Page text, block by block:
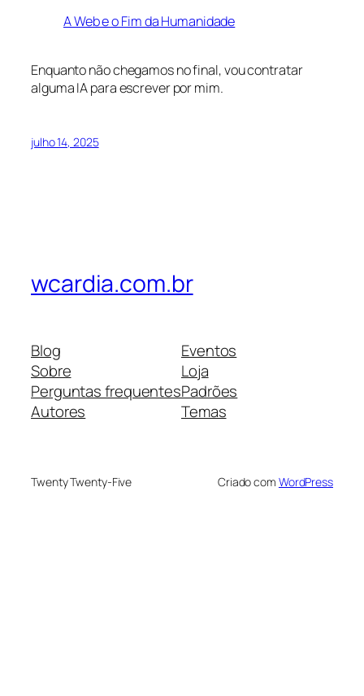
A Web e o Fim da Humanidade
Enquanto não chegamos no final, vou contratar
alguma IA para escrever por mim.
julho 14, 2025
wcardia.com.br
Blog
Sobre
Perguntas frequentes
Autores
Eventos
Loja
Padrões
Temas
Twenty Twenty-Five Criado com WordPress